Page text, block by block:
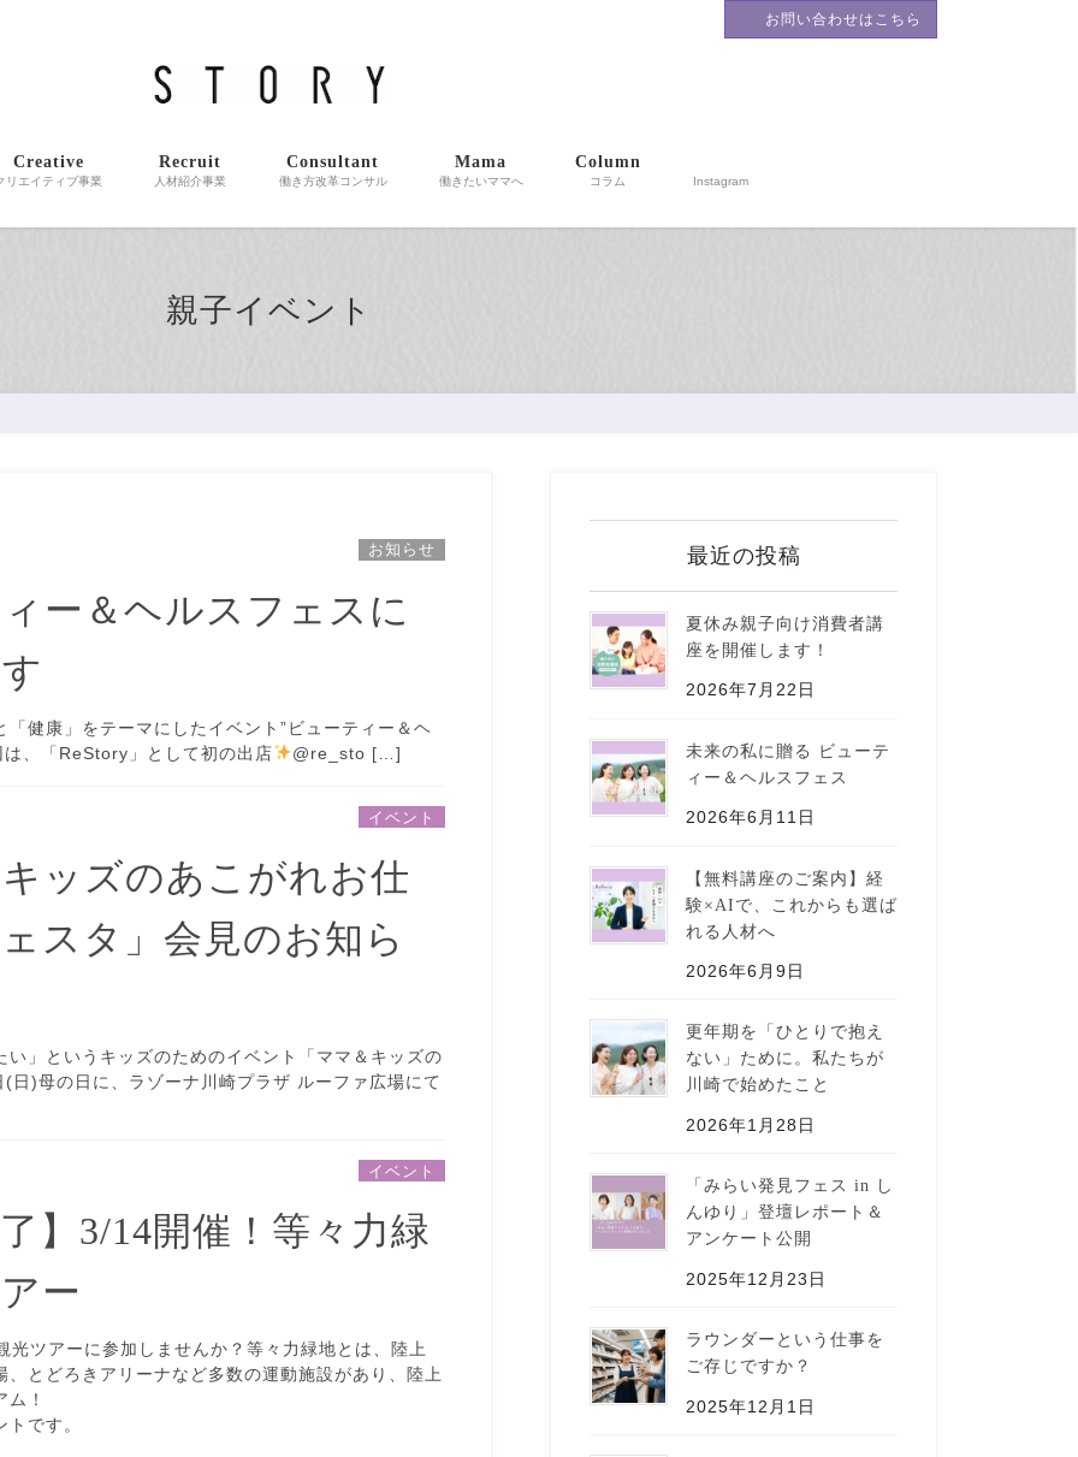
お問い合わせはこちら
Creative
リエイティブ事業
Recruit
人材紹介事業
Consultant
働き方改革コンサル
Mama
働きたいママへ
Column
コラム Instagram
親子イベント
お知らせ
ー＆ヘルスフェスに
健康」をテーマにしたイベント”ビューティー＆ヘ
、「ReStory」として初の出店
@re_sto […]
イベント
キッズのあこがれお仕
スタ」会見のお知ら
い」というキッズのためのイベント「ママ＆キッズの
)母の日に、ラゾーナ川崎プラザ ルーファ広場にて
イベント
了】3/14開催！等々力緑
ー
光ツアーに参加しませんか？等々力緑地とは、陸上
とどろきアリーナなど多数の運動施設があり、陸上
！
です。
最近の投稿
夏休み親子向け消費者講
座を開催します！
2026年7月22日
未来の私に贈る ビューテ
ィー＆ヘルスフェス
2026年6月11日
【無料講座のご案内】経
験×AIで、これからも選ば
れる人材へ
2026年6月9日
更年期を「ひとりで抱え
ない」ために。私たちが
川崎で始めたこと
2026年1月28日
「みらい発見フェス in し
んゆり」登壇レポート＆
アンケート公開
2025年12月23日
ラウンダーという仕事を
ご存じですか？
2025年12月1日